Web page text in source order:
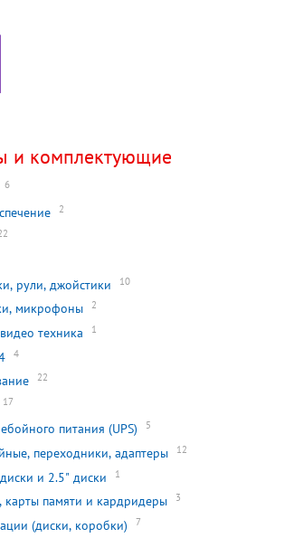
и комплектующие
6
2
рули, джойстики 10
микрофоны 2
техника 1
4
22
17
питания (UPS) 5
переходники, адаптеры 12
и 2.5" диски 1
памяти и кардридеры 3
(диски, коробки) 7